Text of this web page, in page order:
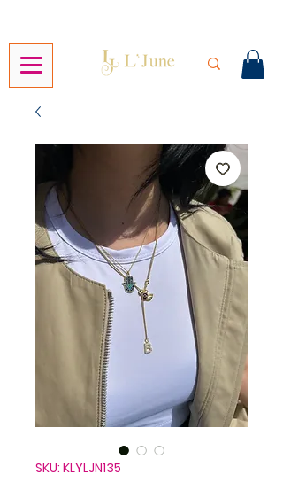
SKU: KLYLJN135